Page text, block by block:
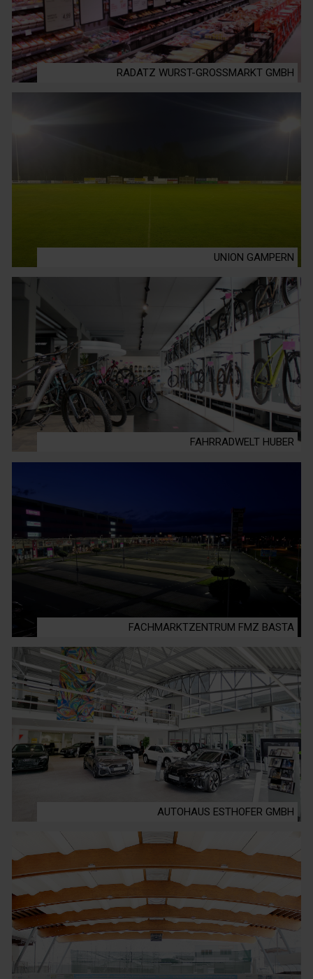
RADATZ WURST-GROSSMARKT GMBH
UNION GAMPERN
FAHRRADWELT HUBER
FACHMARKTZENTRUM FMZ BASTA
AUTOHAUS ESTHOFER GMBH